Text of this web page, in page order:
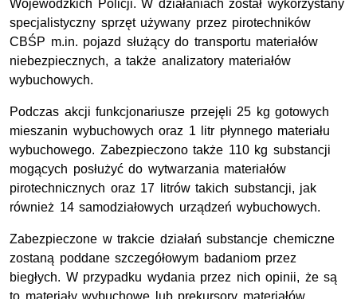
Wojewódzkich Policji. W działaniach został wykorzystany
specjalistyczny sprzęt używany przez pirotechników
CBŚP m.in. pojazd służący do transportu materiałów
niebezpiecznych, a także analizatory materiałów
wybuchowych.
Podczas akcji funkcjonariusze przejęli 25 kg gotowych
mieszanin wybuchowych oraz 1 litr płynnego materiału
wybuchowego. Zabezpieczono także 110 kg substancji
mogących posłużyć do wytwarzania materiałów
pirotechnicznych oraz 17 litrów takich substancji, jak
również 14 samodziałowych urządzeń wybuchowych.
Zabezpieczone w trakcie działań substancje chemiczne
zostaną poddane szczegółowym badaniom przez
biegłych. W przypadku wydania przez nich opinii, że są